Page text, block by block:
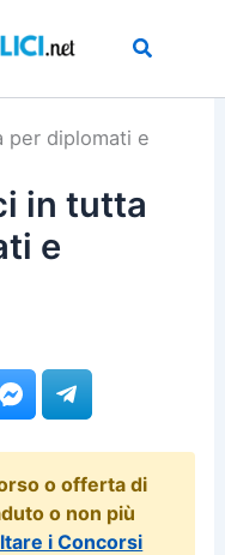
per diplomati e
in tutta
e
o offerta di
o non più
i Concorsi